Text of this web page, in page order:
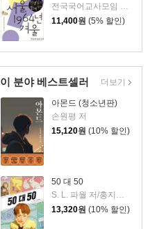
전국국어교사모임 저/최아영 그림
11,400원 (5% 할인)
이 분야 베스트셀러
아몬드 (청소년판)
손원평 저
15,120원 (10% 할인)
50 대 50
S. L. 파월 저/홍지연 역
13,320원 (10% 할인)
더보기